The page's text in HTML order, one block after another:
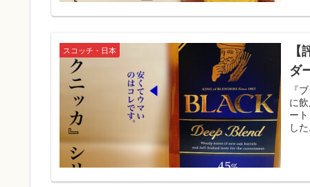
スコッチ・日本
ダ
『
に
ー
し